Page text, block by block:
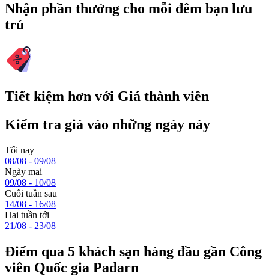
Nhận phần thưởng cho mỗi đêm bạn lưu
trú
Tiết kiệm hơn với Giá thành viên
Kiểm tra giá vào những ngày này
Tối nay
08/08 - 09/08
Ngày mai
09/08 - 10/08
Cuối tuần sau
14/08 - 16/08
Hai tuần tới
21/08 - 23/08
Điểm qua 5 khách sạn hàng đầu gần Công
viên Quốc gia Padarn